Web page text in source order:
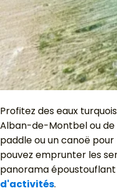
Profitez des eaux
Alban-de-Montbel ou de
paddle ou un canoë
pouvez emprunter les
panorama époustouflant
d'activités.